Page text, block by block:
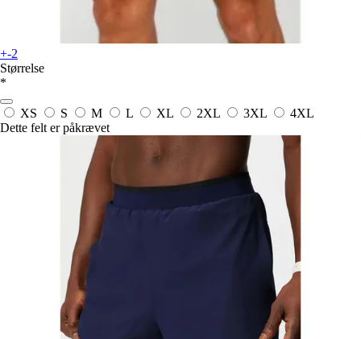
+-2
Størrelse
*
XS S M L XL 2XL 3XL
4XL
Dette felt er påkrævet